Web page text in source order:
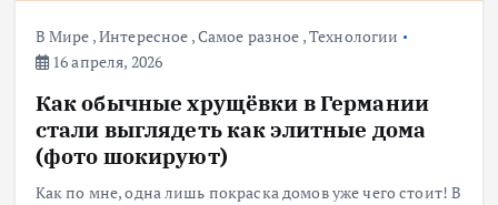
В Мире ,Интересное ,Самое разное ,Технологии
16 апреля, 2026
Как обычные хрущёвки в Германии
стали выглядеть как элитные дома
(фото шокируют)
Как по мне, одна лишь покраска домов уже чего стоит! В